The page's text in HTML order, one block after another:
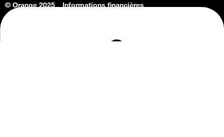
© Orange 2025
Informations financières